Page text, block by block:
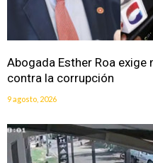
Abogada Esther Roa
contra la corrupción
9 agosto, 2026